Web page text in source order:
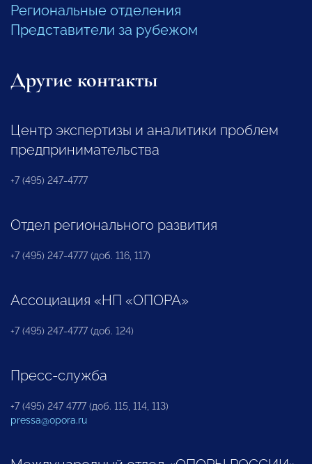
Региональные отделения
Представители за рубежом
Другие контакты
Центр экспертизы и аналитики проблем
предпринимательства
+7 (495) 247-4777
Отдел регионального развития
+7 (495) 247-4777 (доб. 116, 117)
Ассоциация «НП «ОПОРА»
+7 (495) 247-4777 (доб. 124)
Пресс-служба
+7 (495) 247 4777 (доб. 115, 114, 113)
pressa@opora.ru